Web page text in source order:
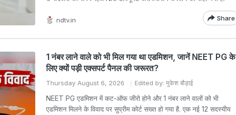
ndtv.in Share
1 नंबर लाने वाले को भी मिल गया था एडमिशन, जानें NEET PG के
लिए क्यों पड़ी एक्सपर्ट पैनल की जरूरत?
Thursday August 6, 2026 Edited by: मुकेश बौड़ाई
NEET PG एडमिशन में कट-ऑफ जीरो होने और 1 नंबर लाने वालों को भी
एडमिशन मिलने के विवाद पर सुप्रीम कोर्ट सख्त हो गया है. एक नई 12 सदस्यीय